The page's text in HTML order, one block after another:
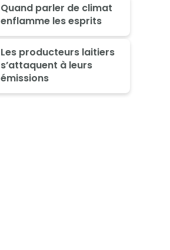
Quand parler de climat
enflamme les esprits
Les producteurs laitiers
s’attaquent à leurs
émissions